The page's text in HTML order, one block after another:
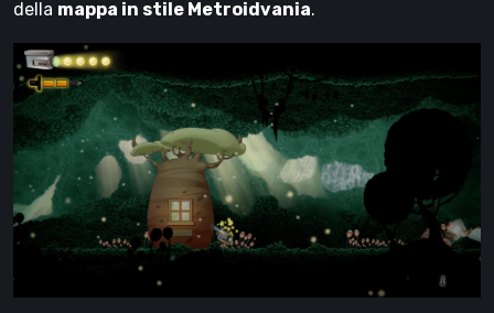
della mappa in stile Metroidvania.